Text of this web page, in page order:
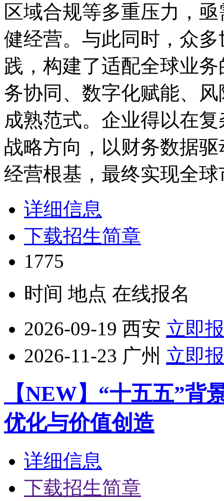
区域合规等多重压力，
健经营。与此同时，众
践，构建了适配全球业
务协同、数字化赋能、
成熟范式。企业得以在
战略方向，以财务数据
经营根基，最终实现全
详细信息
下载招生简章
1775
时间 地点 在线报名
2026-09-19 西安 立即
2026-11-23 广州 立即
【NEW】“十五五”背
优化与价值创造
详细信息
下载招生简章